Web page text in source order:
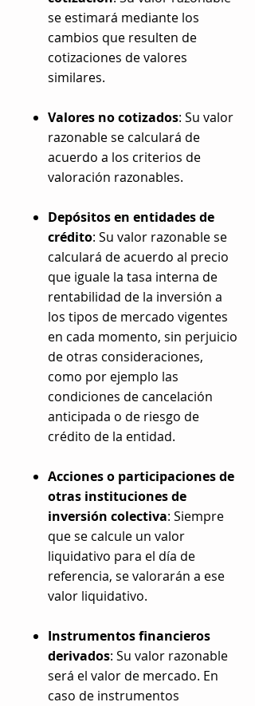
se estimará mediante los
cambios que resulten de
cotizaciones de valores
similares.
Valores no cotizados: Su valor
razonable se calculará de
acuerdo a los criterios de
valoración razonables.
Depósitos en entidades de
crédito: Su valor razonable se
calculará de acuerdo al precio
que iguale la tasa interna de
rentabilidad de la inversión a
los tipos de mercado vigentes
en cada momento, sin perjuicio
de otras consideraciones,
como por ejemplo las
condiciones de cancelación
anticipada o de riesgo de
crédito de la entidad.
Acciones o participaciones de
otras instituciones de
inversión colectiva: Siempre
que se calcule un valor
liquidativo para el día de
referencia, se valorarán a ese
valor liquidativo.
Instrumentos financieros
derivados: Su valor razonable
será el valor de mercado. En
caso de instrumentos